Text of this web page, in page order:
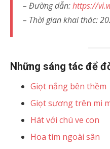
– Đường dẫn:https://
– Thời gian khai thác:
Những sáng tác để
Giọt nắng bên thềm
Giọt sương trên mi
Hát với chú ve con
Hoa tím ngoài sân